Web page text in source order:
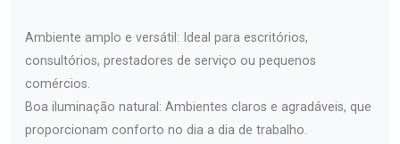
Ambiente amplo e versátil: Ideal para escritórios,
consultórios, prestadores de serviço ou pequenos
comércios.
Boa iluminação natural: Ambientes claros e agradáveis, que
proporcionam conforto no dia a dia de trabalho.